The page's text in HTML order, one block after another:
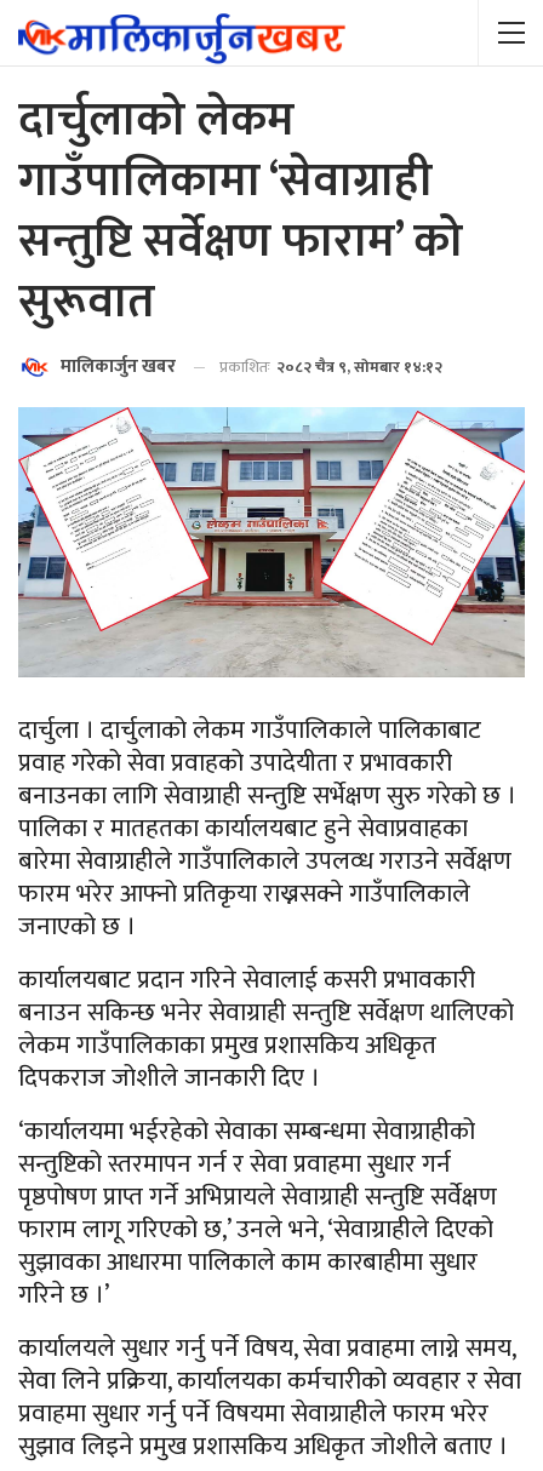
दार्चुलाको लेकम
गाउँपालिकामा ‘सेवाग्राही
सन्तुष्टि सर्वेक्षण फाराम’ को
सुरूवात
मालिकार्जुन खबर प्रकाशितः २०८२ चैत्र ९, सोमबार १४:१२
दार्चुला । दार्चुलाको लेकम गाउँपालिकाले पालिकाबाट
प्रवाह गरेको सेवा प्रवाहको उपादेयीता र प्रभावकारी
बनाउनका लागि सेवाग्राही सन्तुष्टि सर्भेक्षण सुरु गरेको छ ।
पालिका र मातहतका कार्यालयबाट हुने सेवाप्रवाहका
बारेमा सेवाग्राहीले गाउँपालिकाले उपलव्ध गराउने सर्वेक्षण
फारम भरेर आफ्नो प्रतिकृया राख्नसक्ने गाउँपालिकाले
जनाएको छ ।
कार्यालयबाट प्रदान गरिने सेवालाई कसरी प्रभावकारी
बनाउन सकिन्छ भनेर सेवाग्राही सन्तुष्टि सर्वेक्षण थालिएको
लेकम गाउँपालिकाका प्रमुख प्रशासकिय अधिकृत
दिपकराज जोशीले जानकारी दिए ।
‘कार्यालयमा भईरहेको सेवाका सम्बन्धमा सेवाग्राहीको
सन्तुष्टिको स्तरमापन गर्न र सेवा प्रवाहमा सुधार गर्न
पृष्ठपोषण प्राप्त गर्ने अभिप्रायले सेवाग्राही सन्तुष्टि सर्वेक्षण
फाराम लागू गरिएको छ,’ उनले भने, ‘सेवाग्राहीले दिएको
सुझावका आधारमा पालिकाले काम कारबाहीमा सुधार
गरिने छ ।’
कार्यालयले सुधार गर्नु पर्ने विषय, सेवा प्रवाहमा लाग्ने समय,
सेवा लिने प्रक्रिया, कार्यालयका कर्मचारीको व्यवहार र सेवा
प्रवाहमा सुधार गर्नु पर्ने विषयमा सेवाग्राहीले फारम भरेर
सुझाव लिइने प्रमुख प्रशासकिय अधिकृत जोशीले बताए ।